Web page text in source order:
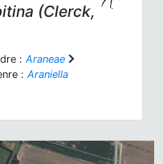
(Clerck,
: Araneae
: Araniella